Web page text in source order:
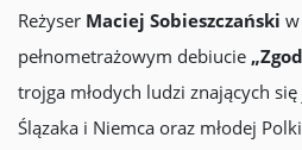
Reżyser Maciej Sobieszczański
pełnometrażowym debiucie
trojga młodych ludzi znających
Ślązaka i Niemca oraz młodej